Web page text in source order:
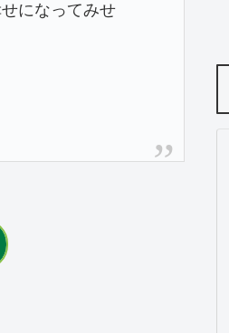
になってみせ